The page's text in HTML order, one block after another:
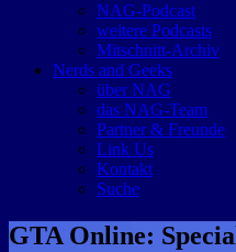
NAG-Podcast
weitere Podcasts
Mitschnitt-Archiv
Nerds and Geeks
über NAG
das NAG-Team
Partner & Freunde
Link Us
Kontakt
Suche
GTA Online: